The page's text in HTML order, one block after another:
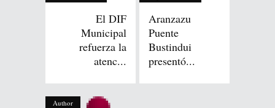
El DIF
Municipal
refuerza la
atenc...
Aranzazu
Puente
Bustindui
presentó...
Author